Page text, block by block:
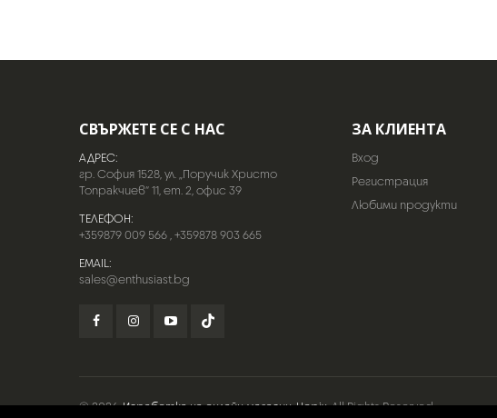
СВЪРЖЕТЕ СЕ С НАС
АДРЕС:
гр. София 1528, ул. „Поручик Христо
Топракчиев“ 11, ет. 2, офис 39
ТЕЛЕФОН:
+359879 009 566,+359878 903 665
EMAIL:
sales@enthusiast.bg
ЗА КЛИЕНТА
Вход
Регистрация
Любими продукти
© 2026 Изработка на онлайн магазин Hopix. All Rights Reserved.